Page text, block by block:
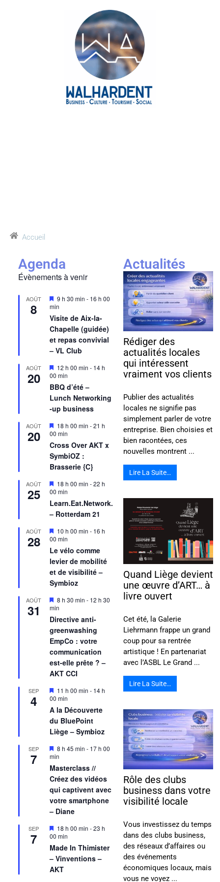
Accueil
Agenda
Évènements à venir
AOÛT
8
Mis
en
avant
9 h 30 min - 16 h 00
min
Visite de Aix-la-
Chapelle (guidée)
et repas convivial
– VL Club
AOÛT
20
Mis
en
avant
12 h 00 min - 14 h
00 min
BBQ d’été –
Lunch Networking
-up business
AOÛT
20
Mis
en
18 h 00 min -21 h
00 min
Cross Over AKT x
SymbiOZ :
Brasserie {C}
AOÛT
25
Mis
en
18 h 00 min -22 h
00 min
Learn.Eat.Network.
– Rotterdam 21
AOÛT
28
Mis
en
avant
10 h 00 min - 16 h
00 min
Le vélo comme
levier de mobilité
et de visibilité –
Symbioz
AOÛT
31
Mis
en
avant
8 h 30 min - 12 h 30
min
Directive anti-
greenwashing
EmpCo : votre
communication
est-elle prête ? –
AKT CCI
SEP
4
Mis
en
avant
11 h 00 min - 14 h
00 min
A la Découverte
du BluePoint
Liège – Symbioz
SEP
7
Mis
en
8 h 45 min - 17 h 00
min
Masterclass //
Créez des vidéos
qui captivent avec
votre smartphone
– Diane
SEP
7
Mis
en
avant
18 h 00 min -23 h
00 min
Made In Thimister
– Vinventions –
AKT
Actualités
Rédiger des
actualités locales
qui intéressent
vraiment vos clients
Publier des actualités
locales ne signifie pas
simplement parler de votre
entreprise. Bien choisies et
bien racontées, ces
nouvelles montrent ...
Lire La Suite…
Quand Liège devient
une œuvre d’ART… à
livre ouvert
Cet été, la Galerie
Liehrmann frappe un grand
coup pour sa rentrée
artistique ! En partenariat
avec l’ASBL Le Grand ...
Lire La Suite…
Rôle des clubs
business dans votre
visibilité locale
Vous investissez du temps
dans des clubs business,
des réseaux d’affaires ou
des événements
économiques locaux, mais
vous ne voyez ...